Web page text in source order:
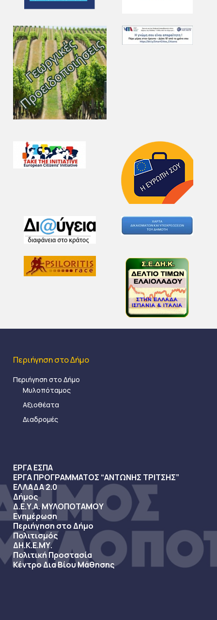
Περιήγηση στο Δήμο
Περιήγηση στο Δήμο
Μυλοπόταμος
Αξιοθέατα
Διαδρομές
ΕΡΓΑ ΕΣΠΑ
ΕΡΓΑ ΠΡΟΓΡΑΜΜΑΤΟΣ “ΑΝΤΩΝΗΣ ΤΡΙΤΣΗΣ”
ΕΛΛΑΔΑ 2.0
Δήμος
Δ.Ε.Υ.Α. ΜΥΛΟΠΟΤΑΜΟΥ
Ενημέρωση
Περιήγηση στο Δήμο
Πολιτισμός
ΔΗ.Κ.Ε.ΜΥ.
Πολιτική Προστασία
Κέντρο Δια Βίου Μάθησης